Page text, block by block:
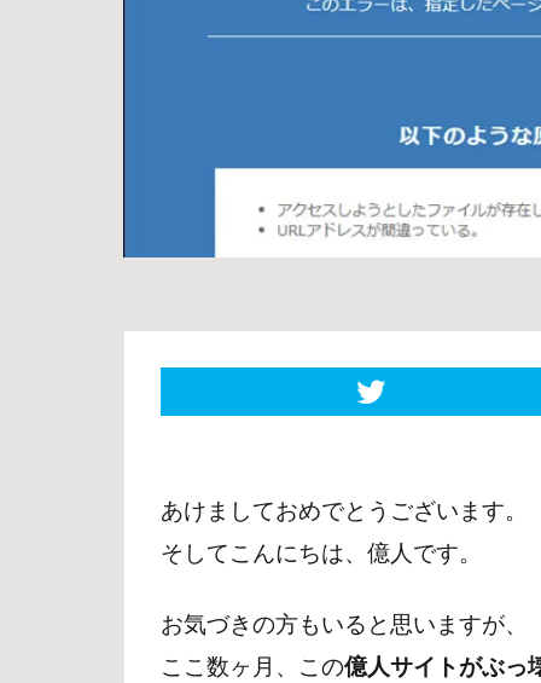
あけましておめでとうございます。
そしてこんにちは、億人です。
お気づきの方もいると思いますが、
ここ数ヶ月、この億人サイトがぶっ